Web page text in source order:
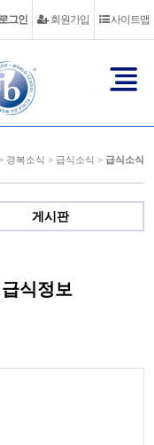
사이트맵
회원가입
그인
경복소식 > 급식소식 > 급식소식
게시판
식정보